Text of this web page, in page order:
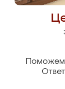
Поможем